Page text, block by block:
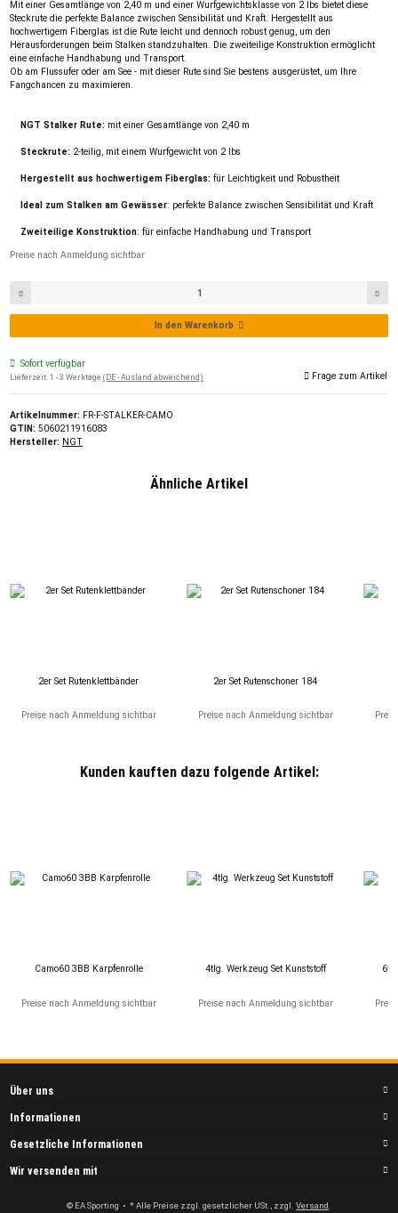
Mit einer Gesamtlänge von 2,40 m und einer Wurfgewichtsklasse von 2 lbs bietet diese
Steckrute die perfekte Balance zwischen Sensibilität und Kraft. Hergestellt aus
hochwertigem Fiberglas ist die Rute leicht und dennoch robust genug, um den
Herausforderungen beim Stalken standzuhalten. Die zweiteilige Konstruktion ermöglicht
eine einfache Handhabung und Transport.
Ob am Flussufer oder am See - mit dieser Rute sind Sie bestens ausgerüstet, um Ihre
Fangchancen zu maximieren.
NGT Stalker Rute: mit einer Gesamtlänge von 2,40 m
Steckrute: 2-teilig, mit einem Wurfgewicht von 2 lbs
Hergestellt aus hochwertigem Fiberglas: für Leichtigkeit und Robustheit
Ideal zum Stalken am Gewässer: perfekte Balance zwischen Sensibilität und Kraft
Zweiteilige Konstruktion: für einfache Handhabung und Transport
Preise nach Anmeldung sichtbar
In den Warenkorb
Sofort verfügbar
Lieferzeit: 1 - 3 Werktage (DE - Ausland abweichend) Frage zum Artikel
Artikelnummer: FR-F-STALKER-CAMO
GTIN: 5060211916083
Hersteller: NGT
Ähnliche Artikel
2er Set Rutenklettbänder
Preise nach Anmeldung sichtbar
2er Set Rutenschoner 184
Preise nach Anmeldung sichtbar
Kunden kauften dazu folgende Artikel:
Camo60 3BB Karpfenrolle
Preise nach Anmeldung sichtbar
4tlg. Werkzeug Set Kunststoff
Preise nach Anmeldung sichtbar
Über uns
Informationen
Gesetzliche Informationen
Wir versenden mit
© EA Sporting • * Alle Preise zzgl. gesetzlicher USt., zzgl. Versand